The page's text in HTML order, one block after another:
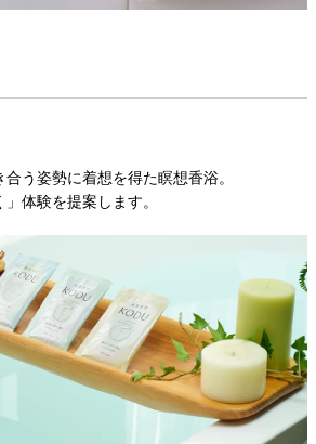
う姿勢に着想を得た瞑想香浴。
体験を提案します。